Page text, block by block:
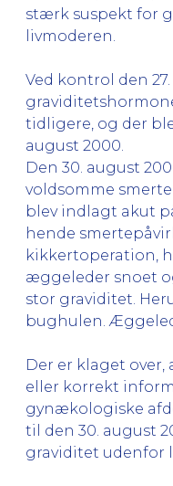
stærk suspekt for
livmoderen.
Ved kontrol den
tidligere, og der
august 2000.
Den 30. august
voldsomme
blev indlagt akut
hende
kikkertoperation,
æggeleder snoet
stor graviditet.
bughulen.
Der er klaget over,
eller korrekt
gynækologiske
til den 30. august
graviditet udenfor